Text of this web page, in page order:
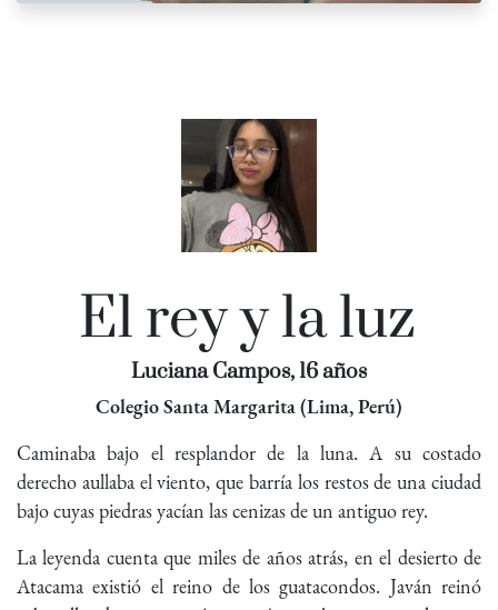
El rey y la luz
Luciana Campos, 16 años
Colegio Santa Margarita (Lima, Perú)
Caminaba bajo el resplandor de la luna. A su costado
derecho aullaba el viento, que barría los restos de una ciudad
bajo cuyas piedras yacían las cenizas de un antiguo rey.
La leyenda cuenta que miles de años atrás, en el desierto de
Atacama existió el reino de los guatacondos. Javán reinó